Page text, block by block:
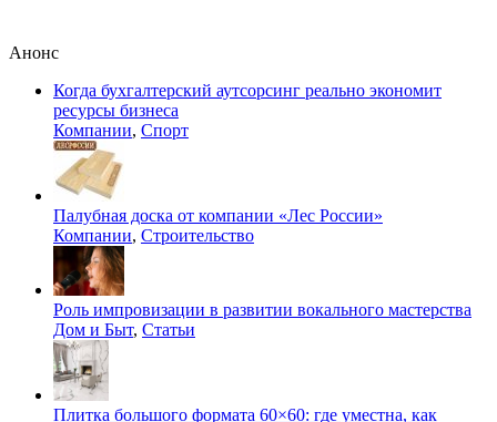
Анонс
Когда бухгалтерский аутсорсинг реально экономит
ресурсы бизнеса
Компании, Спорт
Палубная доска от компании «Лес России»
Компании, Строительство
Роль импровизации в развитии вокального мастерства
Дом и Быт, Статьи
Плитка большого формата 60×60: где уместна, как